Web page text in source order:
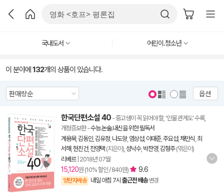
국내도서 어린이.청소년
이 분야에 132개의 상품이 있습니다.
옵션
한국단편소설 40 - 중고생이 꼭 읽어야 할, ‘인물 관계도’ 수록,
개정증보판-수능.논술.내신을 위한 필독서
계용묵, 김동인 김유정 나도향, 염상섭, 이태준, 주요섭, 채만식 최
서해 현진건, 전영택 (지은이), 성낙수, 박찬영, 김형주(엮은이)
리베르| 2018년 07월
15,120원 (10% 할인 / 840원) 9.6
양탄자배송 내일 아침 7시 출근전 배송 변경